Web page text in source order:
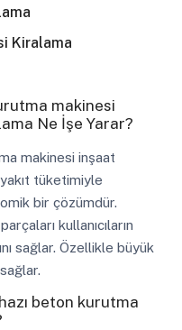
Kiralama
makinesi
Ne İşe Yarar?
makinesi inşaat
tüketimiyle
bir çözümdür.
kullanıcıların
sağlar. Özellikle büyük
beton kurutma